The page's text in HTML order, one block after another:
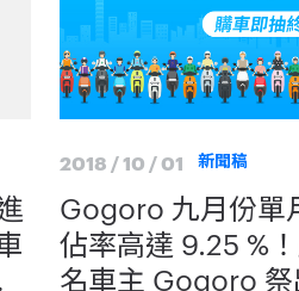
2018 / 10 / 01 新聞稿
Gogoro 九月份單
佔率高達 9.25 %
名車主 Gogoro 祭出「電池服務資費 0